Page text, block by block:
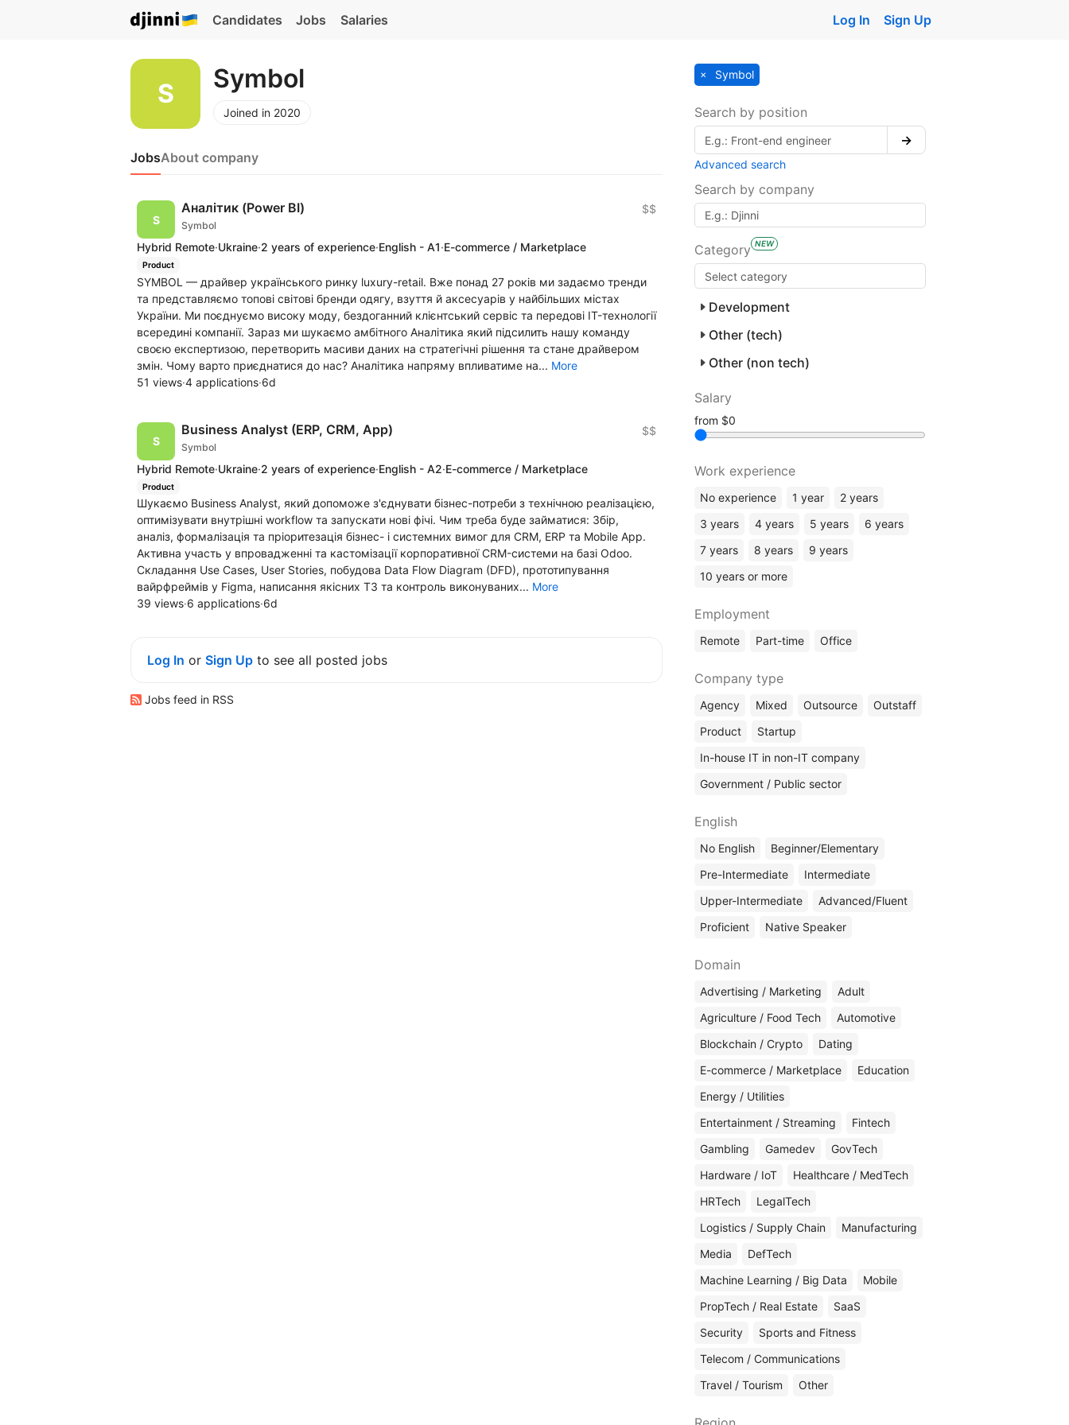
Candidates Jobs Salaries Log In Sign Up
Symbol
Joined in 2020
JobsAbout company
Аналітик (Power BI)
Symbol
$$
Hybrid Remote·Ukraine·2 years of experience·English - A1·E-commerce / Marketplace
Product
SYMBOL — драйвер українського ринку luxury-retail. Вже понад 27 років ми задаємо тренди
та представляємо топові світові бренди одягу, взуття й аксесуарів у найбільших містах
України. Ми поєднуємо високу моду, бездоганний клієнтський сервіс та передові IT-технології
всередині компанії. Зараз ми шукаємо амбітного Аналітика який підсилить нашу команду
своєю експертизою, перетворить масиви даних на стратегічні рішення та стане драйвером
змін. Чому варто приєднатися до нас? Аналітика напряму впливатиме на... More
51 views·4 applications·6d
Business Analyst (ERP, CRM, App)
Symbol
$$
Hybrid Remote·Ukraine·2 years of experience·English - A2·E-commerce / Marketplace
Product
Шукаємо Business Analyst, який допоможе з'єднувати бізнес-потреби з технічною реалізацією,
оптимізувати внутрішні workflow та запускати нові фічі. Чим треба буде займатися: Збір,
аналіз, формалізація та пріоритезація бізнес- і системних вимог для CRM, ERP та Mobile App.
Активна участь у впровадженні та кастомізації корпоративної CRM-системи на базі Odoo.
Складання Use Cases, User Stories, побудова Data Flow Diagram (DFD), прототипування
вайрфреймів у Figma, написання якісних ТЗ та контроль виконуваних... More
39 views·6 applications·6d
Log In or Sign Up to see all posted jobs
Jobs feed in RSS
Symbol
Search by position
→
Advanced search
Search by company
Category NEW
Development
Other (tech)
Other (non tech)
Salary
from
Work experience
No experience 1 year
2 years
3 years
4 years 5 years
6 years
7 years
8 years
9 years
10 years or more
Employment
Remote Part-time Office
Company type
Agency Mixed Outsource
Outstaff
Product
Startup
In-house IT in non-IT company
Government / Public sector
English
No English
Beginner/Elementary
Pre-Intermediate
Intermediate
Upper-Intermediate
Advanced/Fluent
Proficient
Native Speaker
Domain
Advertising / Marketing
Adult
Agriculture / Food Tech
Automotive
Blockchain / Crypto
Dating
E-commerce / Marketplace
Education
Energy / Utilities
Entertainment / Streaming
Fintech
Gambling
Gamedev
GovTech
Hardware / IoT
Healthcare / MedTech
HRTech
LegalTech
Logistics / Supply Chain
Manufacturing
Media
DefTech
Machine Learning / Big Data
Mobile
PropTech / Real Estate
SaaS
Security
Sports and Fitness
Telecom / Communications
Travel / Tourism
Other